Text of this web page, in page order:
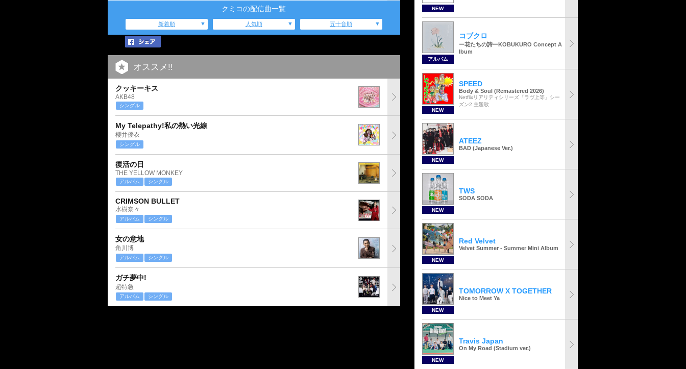
クミコの配信曲一覧
新着順 人気順 五十音順
オススメ!!
クッキーキス
AKB48
シングル
My Telepathy!私の熱い光線
櫻井優衣
シングル
復活の日
THE YELLOW MONKEY
アルバム シングル
CRIMSON BULLET
水樹奈々
アルバム シングル
女の意地
角川博
アルバム シングル
ガチ夢中!
超特急
アルバム シングル
NEW
アルバム
コブクロ
ー花たちの詩ーKOBUKURO Concept A
lbum
NEW
SPEED
Body & Soul (Remastered 2026)
Netflixリアリティシリーズ「ラヴ上等」シー
ズン2 主題歌
NEW
ATEEZ
BAD (Japanese Ver.)
NEW
TWS
SODA SODA
NEW
Red Velvet
Velvet Summer - Summer Mini Album
NEW
TOMORROW X TOGETHER
Nice to Meet Ya
NEW
Travis Japan
On My Road (Stadium ver.)